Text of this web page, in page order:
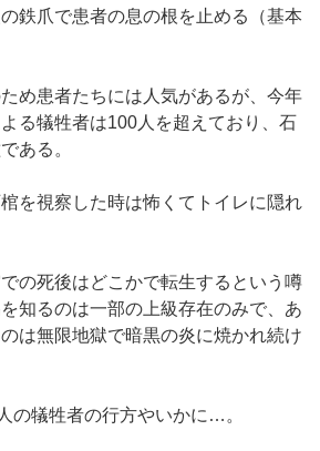
鉄爪で患者の息の根を止める（基本
め患者たちには人気があるが、今年
る犠牲者は100人を超えており、石
ある。
を視察した時は怖くてトイレに隠れ
の死後はどこかで転生するという噂
知るのは一部の上級存在のみで、あ
は無限地獄で暗黒の炎に焼かれ続け
の犠牲者の行方やいかに…。